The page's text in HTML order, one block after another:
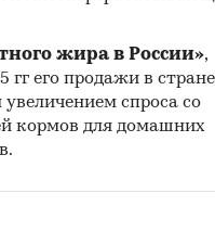
прогноз развития
импорта,
отрасли и т.д.
количество
жира в России»,
гг его продажи в стране
спроса со
кормов для домашних